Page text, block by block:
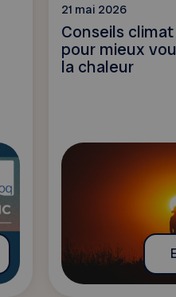
21 mai 2026
Conseils
pour mieux
la chaleur